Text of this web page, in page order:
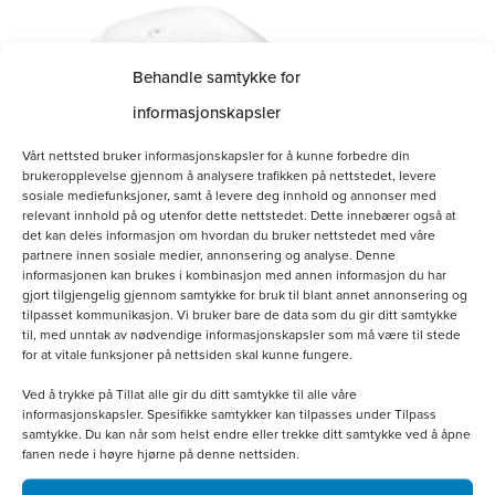
Behandle samtykke for
informasjonskapsler
Vårt nettsted bruker informasjonskapsler for å kunne forbedre din
brukeropplevelse gjennom å analysere trafikken på nettstedet, levere
sosiale mediefunksjoner, samt å levere deg innhold og annonser med
relevant innhold på og utenfor dette nettstedet. Dette innebærer også at
det kan deles informasjon om hvordan du bruker nettstedet med våre
partnere innen sosiale medier, annonsering og analyse. Denne
informasjonen kan brukes i kombinasjon med annen informasjon du har
gjort tilgjengelig gjennom samtykke for bruk til blant annet annonsering og
tilpasset kommunikasjon. Vi bruker bare de data som du gir ditt samtykke
til, med unntak av nødvendige informasjonskapsler som må være til stede
for at vitale funksjoner på nettsiden skal kunne fungere.
Ved å trykke på Tillat alle gir du ditt samtykke til alle våre
informasjonskapsler. Spesifikke samtykker kan tilpasses under Tilpass
samtykke. Du kan når som helst endre eller trekke ditt samtykke ved å åpne
fanen nede i høyre hjørne på denne nettsiden.
Hvit bomullscaps
kr160.00
Legg i handlekurv